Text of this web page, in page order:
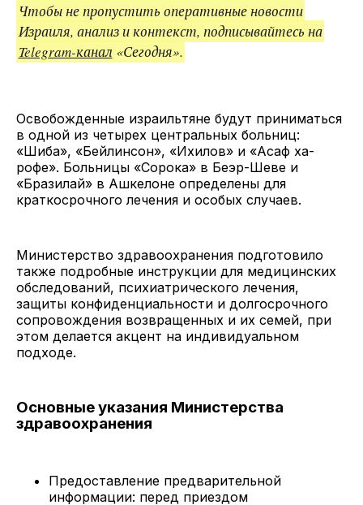
Чтобы не пропустить оперативные новости
Израиля, анализ и контекст, подписывайтесь на
Telegram-канал «Сегодня».
Освобожденные израильтяне будут приниматься
в одной из четырех центральных больниц:
«Шиба», «Бейлинсон», «Ихилов» и «Асаф ха-
рофе». Больницы «Сорока» в Беэр-Шеве и
«Бразилай» в Ашкелоне определены для
краткосрочного лечения и особых случаев.
Министерство здравоохранения подготовило
также подробные инструкции для медицинских
обследований, психиатрического лечения,
защиты конфиденциальности и долгосрочного
сопровождения возвращенных и их семей, при
этом делается акцент на индивидуальном
подходе.
Основные указания Министерства
здравоохранения
Предоставление предварительной
информации: перед приездом